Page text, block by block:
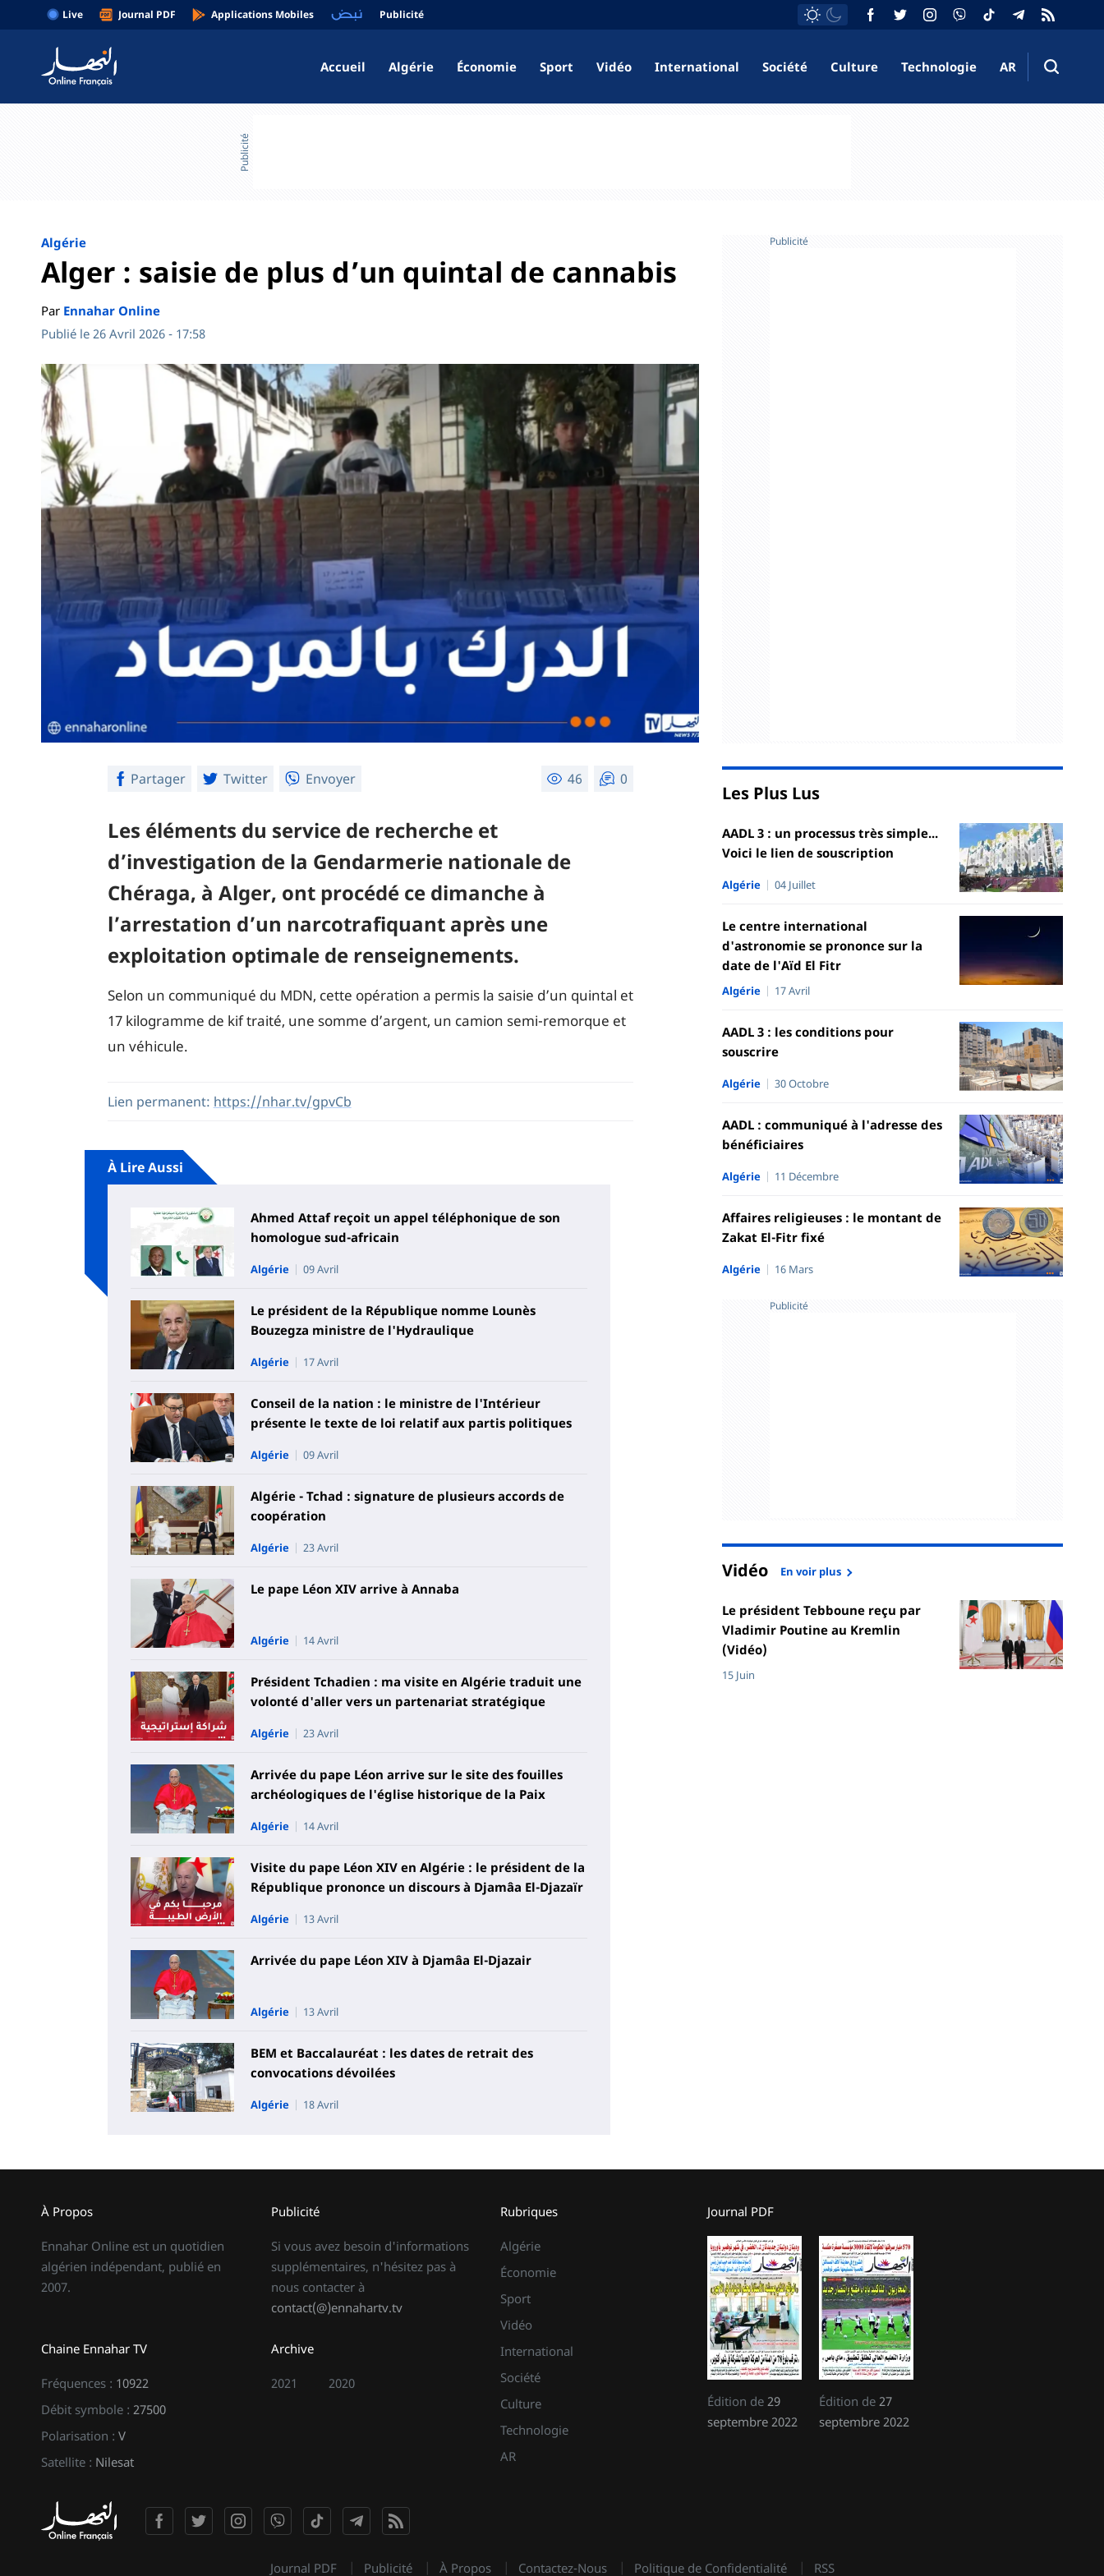
Live Journal PDF Applications Mobiles Publicité
Accueil Algérie Économie Sport Vidéo International Société Culture Technologie AR
Publicité
Algérie
Alger : saisie de plus d’un quintal de cannabis
Par Ennahar Online
Publié le 26 Avril 2026 - 17:58
Partager Twitter Envoyer 46 0
Les éléments du service de recherche et
d’investigation de la Gendarmerie nationale de
Chéraga, à Alger, ont procédé ce dimanche à
l’arrestation d’un narcotrafiquant après une
exploitation optimale de renseignements.
Selon un communiqué du MDN, cette opération a permis la saisie d’un quintal et
17 kilogramme de kif traité, une somme d’argent, un camion semi-remorque et
un véhicule.
Lien permanent: https://nhar.tv/gpvCb
À Lire Aussi
Ahmed Attaf reçoit un appel téléphonique de son
homologue sud-africain
Algérie 09 Avril
Le président de la République nomme Lounès
Bouzegza ministre de l'Hydraulique
Algérie 17 Avril
Conseil de la nation : le ministre de l'Intérieur
présente le texte de loi relatif aux partis politiques
Algérie 09 Avril
Algérie - Tchad : signature de plusieurs accords de
coopération
Algérie 23 Avril
Le pape Léon XIV arrive à Annaba
Algérie 14 Avril
Président Tchadien : ma visite en Algérie traduit une
volonté d'aller vers un partenariat stratégique
Algérie 23 Avril
Arrivée du pape Léon arrive sur le site des fouilles
archéologiques de l'église historique de la Paix
Algérie 14 Avril
Visite du pape Léon XIV en Algérie : le président de la
République prononce un discours à Djamâa El-Djazaïr
Algérie 13 Avril
Arrivée du pape Léon XIV à Djamâa El-Djazair
Algérie 13 Avril
BEM et Baccalauréat : les dates de retrait des
convocations dévoilées
Algérie 18 Avril
Publicité
Les Plus Lus
AADL 3 : un processus très simple...
Voici le lien de souscription
Algérie 04 Juillet
Le centre international
d'astronomie se prononce sur la
date de l'Aïd El Fitr
Algérie 17 Avril
AADL 3 : les conditions pour
souscrire
Algérie 30 Octobre
AADL : communiqué à l'adresse des
bénéficiaires
Algérie 11 Décembre
Affaires religieuses : le montant de
Zakat El-Fitr fixé
Algérie 16 Mars
Publicité
Vidéo En voir plus
Le président Tebboune reçu par
Vladimir Poutine au Kremlin
(Vidéo)
15 Juin
À Propos
Ennahar Online est un quotidien
algérien indépendant, publié en
2007.
Publicité
Si vous avez besoin d'informations
supplémentaires, n'hésitez pas à
nous contacter à
contact(@)ennahartv.tv
Chaine Ennahar TV
Fréquences : 10922
Débit symbole : 27500
Polarisation : V
Satellite : Nilesat
Archive
2021 2020
Rubriques
Algérie
Économie
Sport
Vidéo
International
Société
Culture
Technologie
AR
Journal PDF
Édition de 29
septembre 2022
Édition de 27
septembre 2022
Journal PDF Publicité À Propos Contactez-Nous Politique de Confidentialité RSS